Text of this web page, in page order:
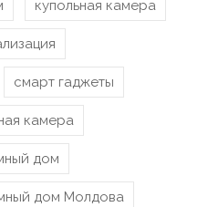
купольная камера
смарт гаджеты
камера
дом
дом Молдова